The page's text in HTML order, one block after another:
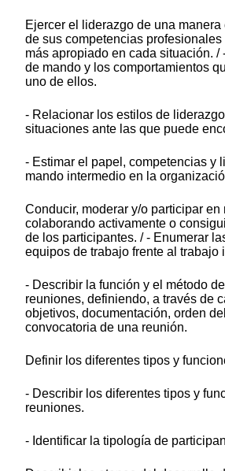
Ejercer el liderazgo de una
de sus competencias
más apropiado en cada situación. /
de mando y los comportamientos
uno de ellos.
- Relacionar los estilos de
situaciones ante las que puede
- Estimar el papel, competencias y
mando intermedio en la
Conducir, moderar y/o participar en
colaborando activamente o
de los participantes. / - Enumerar
equipos de trabajo frente al trabajo
- Describir la función y el método
reuniones, definiendo, a través de
objetivos, documentación, orden
convocatoria de una reunión.
Definir los diferentes tipos y
- Describir los diferentes tipos y
reuniones.
- Identificar la tipología de